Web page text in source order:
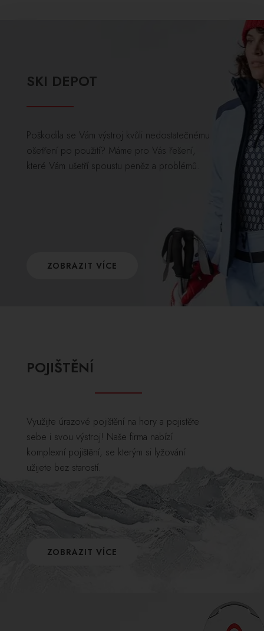
SKI DEPOT
Poškodila se Vám výstroj kvůli nedostatečnému
ošetření po použití? Máme pro Vás řešení,
které Vám ušetří spoustu peněz a problémů.
ZOBRAZIT VÍCE
POJIŠTĚNÍ
Využijte úrazové pojištění na hory a pojistěte
sebe i svou výstroj! Naše firma nabízí
komplexní pojištění, se kterým si lyžování
užijete bez starostí.
ZOBRAZIT VÍCE